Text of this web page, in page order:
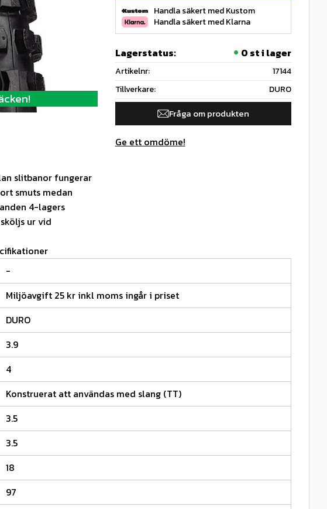
Handla säkert med Kustom
Handla säkert med Klarna
Lagerstatus 0 st i lager
Artikelnr
17144
Tillverkare
DURO
Fråga om produkten
Ge ett omdöme!
slitbanor fungerar
smuts medan
4-lagers
ur vid
-
Miljöavgift 25 kr inkl moms ingår i priset
DURO
3.9
4
Konstruerat att användas med slang (TT)
3.5
3.5
18
97